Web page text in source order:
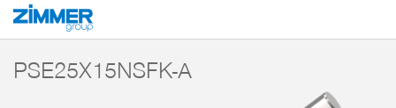
Démarrage Produits
PSE25X15NSFK-A